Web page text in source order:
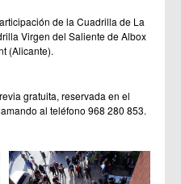
de la Cuadrilla de La
Virgen del Saliente de Albox
(Alicante).
gratuita, reservada en el
al teléfono 968 280 853.